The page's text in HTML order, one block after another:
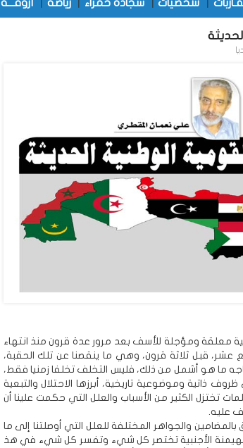
| شخصيات | سجادة حمراء | رياضة | أروقـــة
معلقة ومؤجلة للأسف بعد مرور عدة قرون منذ انتهاء
عشر، قبل ثلاثة قرون، وهي ما ينقصنا عن تلك الحقبة،
ما هو أشمل من ذلك، فليس التخلف تخلفا زمنيا فقط،
وموضوعية تاريخية، أبرزها الاحتلال والتبعية
تختزل الكثير من الأسباب والعلل التي حكمت علينا أن
عليه.
والجواهر المختلفة للعلل التي أوصلتنا إلى ما
والهيمنة الأجنبية تختصر كل شيء وتفسر كل شيء في هذ